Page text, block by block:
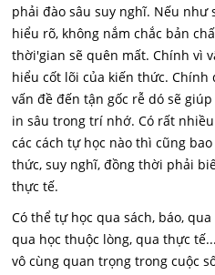
phải đào sâu suy nghĩ. Nếu
hiểu rõ, không nắm chắc bản
thời'gian sẽ quên mất. Chính vì
hiểu cốt lõi của kiến thức.
vấn đề đến tận gốc rễ dó sẽ
in sâu trong trí nhớ. Có rất
các cách tự học nào thì cũng
thức, suy nghĩ, đồng thời phải
thực tế.
Có thể tự học qua sách, báo,
qua học thuộc lòng, qua thực
vô cùng quan trọng trong cuộc